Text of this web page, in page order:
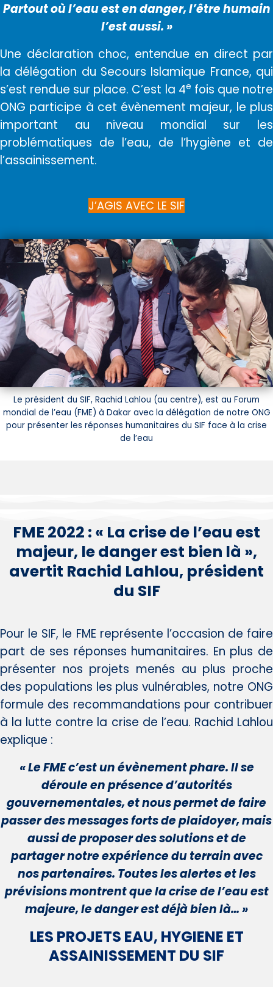
Partout où l’eau est en danger, l’être humain
l’est aussi. »
Une déclaration choc, entendue en direct par
la délégation du Secours Islamique France, qui
s’est rendue sur place. C’est la 4e fois que notre
ONG participe à cet évènement majeur, le plus
important au niveau mondial sur les
problématiques de l’eau, de l’hygiène et de
l’assainissement.
J’AGIS AVEC LE SIF
Le président du SIF, Rachid Lahlou (au centre), est au Forum
mondial de l’eau (FME) à Dakar avec la délégation de notre ONG
pour présenter les réponses humanitaires du SIF face à la crise
de l’eau
FME 2022 : « La crise de l’eau est
majeur, le danger est bien là »,
avertit Rachid Lahlou, président
du SIF
Pour le SIF, le FME représente l’occasion de faire
part de ses réponses humanitaires. En plus de
présenter nos projets menés au plus proche
des populations les plus vulnérables, notre ONG
formule des recommandations pour contribuer
à la lutte contre la crise de l’eau. Rachid Lahlou
explique :
« Le FME c’est un évènement phare. Il se
déroule en présence d’autorités
gouvernementales, et nous permet de faire
passer des messages forts de plaidoyer, mais
aussi de proposer des solutions et de
partager notre expérience du terrain avec
nos partenaires. Toutes les alertes et les
prévisions montrent que la crise de l’eau est
majeure, le danger est déjà bien là… »
LES PROJETS EAU, HYGIENE ET
ASSAINISSEMENT DU SIF